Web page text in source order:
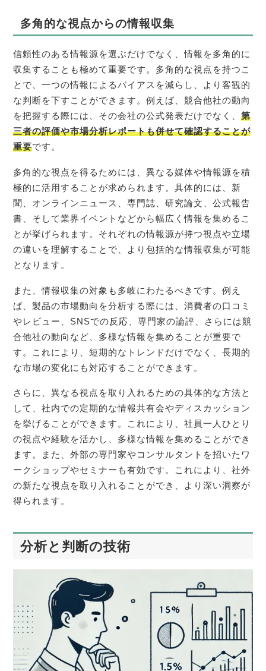
多角的な視点からの情報収集
信頼性のある情報源を選ぶだけでなく、情報を多角的に
収集することも極めて重要です。多角的な視点を持つこ
とで、一つの情報によるバイアスを減らし、より客観的
な判断を下すことができます。例えば、競合他社の動向
を把握する際には、その会社の公式発表だけでなく、第
三者の評価や市場分析レポートも併せて確認することが
重要です。
多角的な視点を得るためには、異なる媒体や情報源を積
極的に活用することが求められます。具体的には、新
聞、オンラインニュース、専門誌、研究論文、公式報告
書、そして業界イベントなどから幅広く情報を集めるこ
とが挙げられます。それぞれの情報源が持つ視点や立場
の違いを理解することで、より包括的な情報収集が可能
となります。
また、情報収集の対象も多岐にわたるべきです。例え
ば、製品の市場動向を分析する際には、消費者の口コミ
やレビュー、SNSでの反応、専門家の論評、さらには競
合他社の動向など、多様な情報を集めることが重要で
す。これにより、短期的なトレンドだけでなく、長期的
な市場の変化にも対応することができます。
さらに、異なる視点を取り入れるための具体的な方法と
して、社内での定期的な情報共有会やディスカッション
を挙げることができます。これにより、社員一人ひとり
の視点や経験を活かし、多様な情報を集めることができ
ます。また、外部の専門家やコンサルタントを招いたワ
ークショップやセミナーも有効です。これにより、社外
の新たな視点を取り入れることができ、より深い洞察が
得られます。
分析と判断の技術